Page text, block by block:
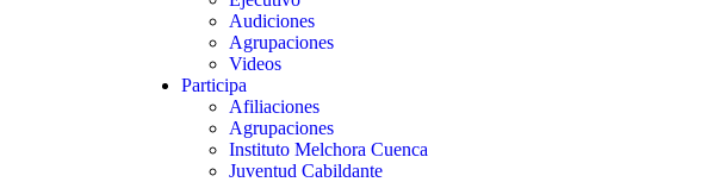
Audiciones
Agrupaciones
Videos
Participa
Afiliaciones
Agrupaciones
Instituto Melchora Cuenca
Juventud Cabildante